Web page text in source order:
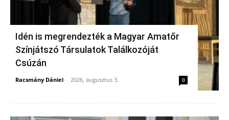
Idén is megrendezték a Magyar Amatőr
Színjátszó Társulatok Találkozóját
Csúzán
Racsmány Dániel - 2026, augusztus 3. 0